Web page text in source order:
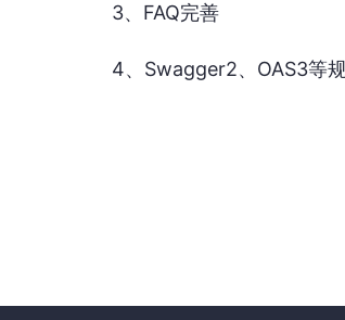
3、FAQ完善
4、Swagger2、OAS3等